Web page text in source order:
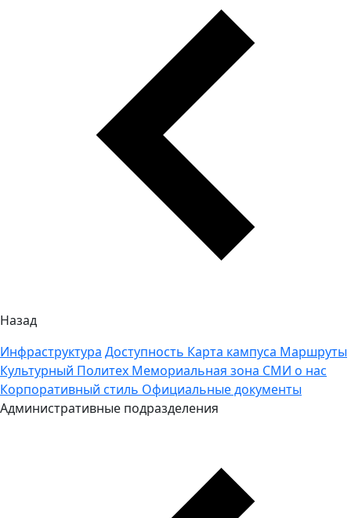
Назад
Инфраструктура Доступность Карта кампуса Маршруты
Культурный Политех Мемориальная зона СМИ о нас
Корпоративный стиль Официальные документы
Административные подразделения